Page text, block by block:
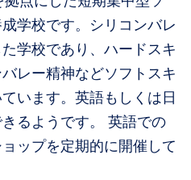
学校です。シリコンバレ
学校であり、ハードスキ
レー精神などソフトスキ
います。英語もしくは日
るようです。 英語での
ップを定期的に開催して